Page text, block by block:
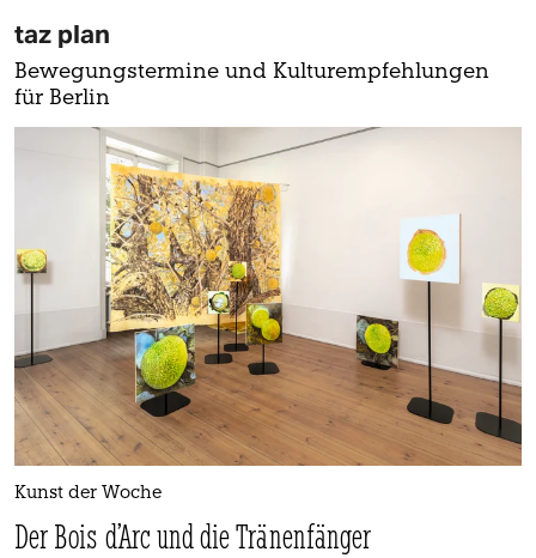
taz plan
Bewegungstermine und Kulturempfehlungen
für Berlin
Kunst der Woche
Der Bois d’Arc und die Tränenfänger